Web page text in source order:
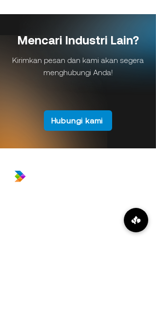
Mencari Industri Lain?
Kirimkan pesan dan kami akan segera
menghubungi Anda!
Hubungi kami
Jakarta Pusat, DKI Jakarta, Indonesia